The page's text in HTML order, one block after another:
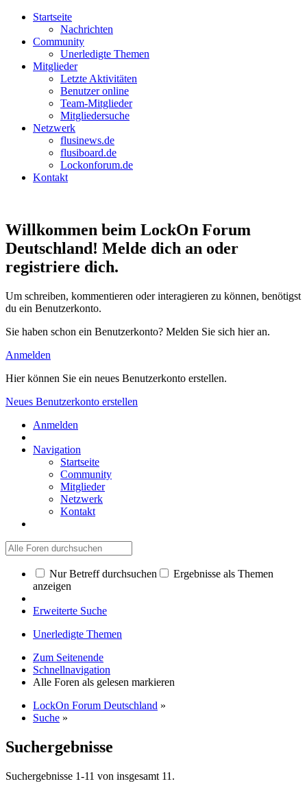
Startseite
Nachrichten
Community
Unerledigte Themen
Mitglieder
Letzte Aktivitäten
Benutzer online
Team-Mitglieder
Mitgliedersuche
Netzwerk
flusinews.de
flusiboard.de
Lockonforum.de
Kontakt
Willkommen beim LockOn Forum
Deutschland! Melde dich an oder
registriere dich.
Um schreiben, kommentieren oder interagieren zu können, benötigst
du ein Benutzerkonto.
Sie haben schon ein Benutzerkonto? Melden Sie sich hier an.
Anmelden
Hier können Sie ein neues Benutzerkonto erstellen.
Neues Benutzerkonto erstellen
Anmelden
Navigation
Startseite
Community
Mitglieder
Netzwerk
Kontakt
Nur Betreff durchsuchen
Ergebnisse als Themen
anzeigen
Erweiterte Suche
Unerledigte Themen
Zum Seitenende
Schnellnavigation
Alle Foren als gelesen markieren
LockOn Forum Deutschland »
Suche »
Suchergebnisse
Suchergebnisse 1-11 von insgesamt 11.